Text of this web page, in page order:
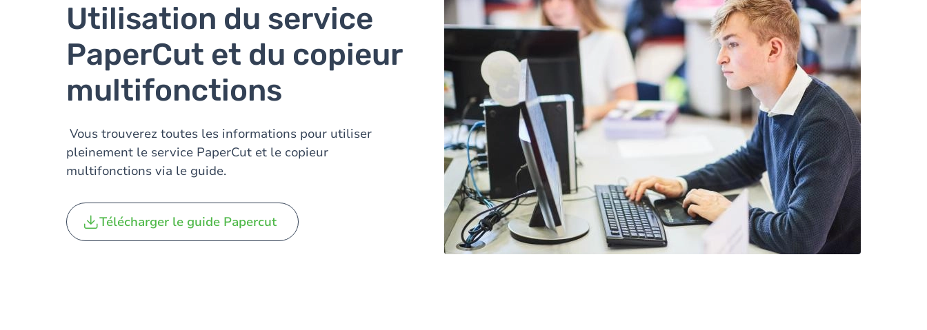
Utilisation du service
PaperCut et du copieur
multifonctions
Vous trouverez toutes les informations pour utiliser
pleinement le service PaperCut et le copieur
multifonctions via le guide.
Télécharger le guide Papercut